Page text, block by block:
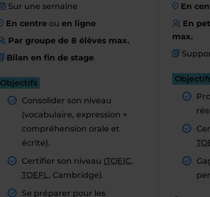
Sur une semaine
En centreou en ligne
Par groupe de 8 élèves max.
Bilan en fin de stage
Objectifs
Consolider son niveau
(vocabulaire, expression +
compréhension orale et
écrite).
Certifier son niveau (TOEIC,
TOEFL, Cambridge).
Se préparer pour les
En
En
max.